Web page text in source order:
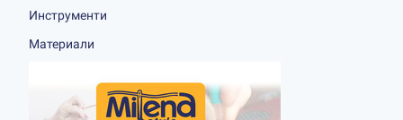
Инструменти
Материали